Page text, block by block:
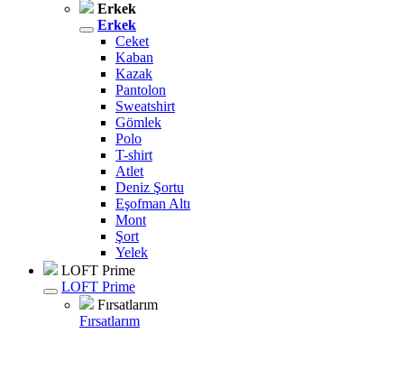
Erkek
Erkek
Ceket
Kaban
Kazak
Pantolon
Sweatshirt
Gömlek
Polo
T-shirt
Atlet
Deniz Şortu
Eşofman Altı
Mont
Şort
Yelek
LOFT Prime
LOFT Prime
Fırsatlarım
Fırsatlarım